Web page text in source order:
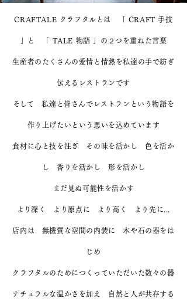
CRAFTALE クラフタルとは 「 CRAFT 手技
」と 「 TALE 物語 」の２つを重ねた言葉
生産者のたくさんの愛情と情熱を私達の手で紡ぎ
伝えるレストランです
​そして 私達と皆さんでレストランという物語を
作り上げたいという思いを込めています
食材に心と技を注ぎ その味を活かし 色を活か
し 香りを活かし 形を活かし
まだ見ぬ可能性を活かす
​より深く より原点に より高く より先に...
店内は 無機質な空間の内装に 木や石の器をは
じめ
クラフタルのためにつくっていただいた数々の器
ナチュラルな温かさを加え 自然と人が共存する